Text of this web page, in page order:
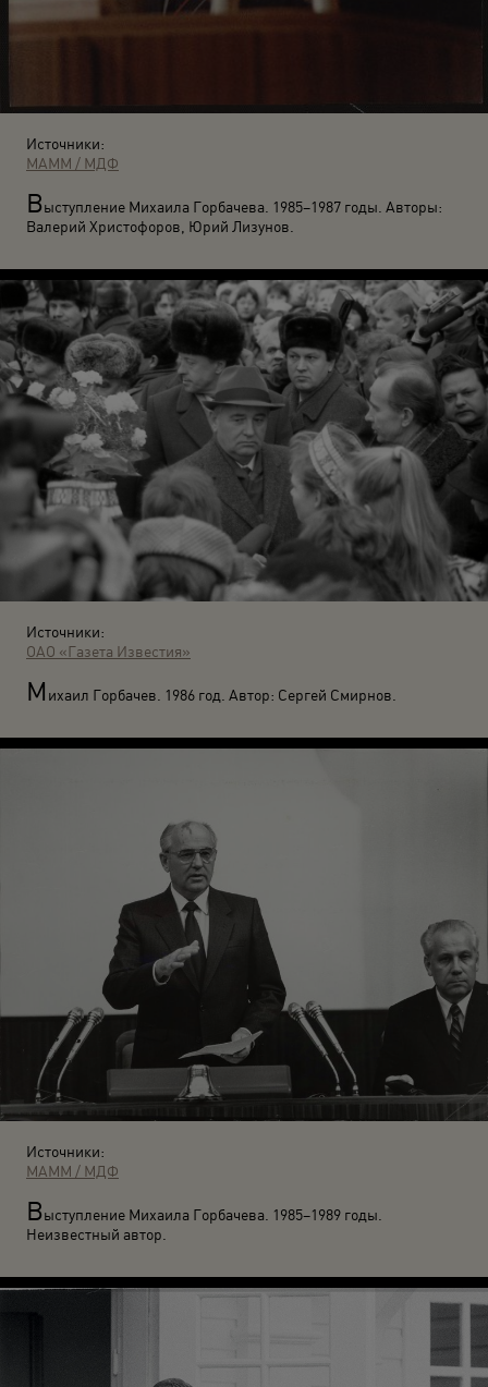
Источники:
МАММ / МДФ
Выступление Михаила Горбачева. 1985–1987 годы. Авторы:
Валерий Христофоров, Юрий Лизунов.
Источники:
ОАО «Газета Известия»
М ихаил Горбачев. 1986 год. Автор: Сергей Смирнов.
Источники:
МАММ / МДФ
Выступление Михаила Горбачева. 1985–1989 годы.
Неизвестный автор.